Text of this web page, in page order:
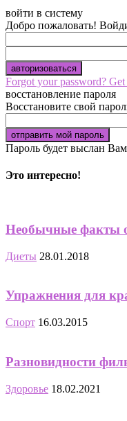
войти в систему
Добро пожаловать!
Forgot your password?
восстановление пароля
Восстановите свой
Пароль будет выслан
Это интересно!
Необычные факты
Диеты 28.01.2018
Упражнения для
Спорт 16.03.2015
Разновидности
Здоровье 18.02.2021